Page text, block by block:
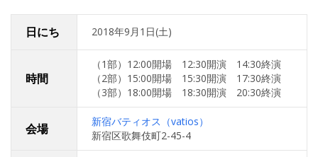
日にち 2018年9月1日(土)
時間
（1部）12:00開場 12:30開演 14:30終演
（2部）15:00開場 15:30開演 17:30終演
（3部）18:00開場 18:30開演 20:30終演
会場
新宿バティオス（vatios）
新宿区歌舞伎町2-45-4